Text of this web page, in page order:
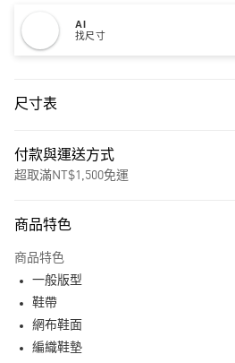
AI
找尺寸
尺寸表
付款與運送方式
超取滿NT$1,500免運
LINE Pay
商品特色
商品特色
一般版型
鞋帶
網布鞋面
編織鞋墊